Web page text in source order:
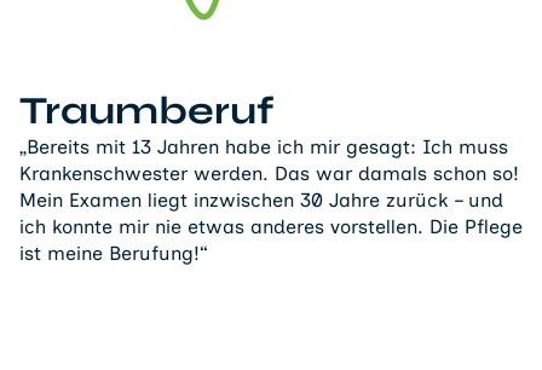
Traumberuf
„Bereits mit 13 Jahren habe ich mir gesagt: Ich muss
Krankenschwester werden. Das war damals schon so!
Mein Examen liegt inzwischen 30 Jahre zurück – und
ich konnte mir nie etwas anderes vorstellen. Die Pflege
ist meine Berufung!“